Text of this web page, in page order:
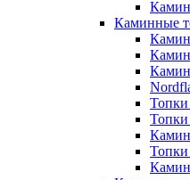
Каминные